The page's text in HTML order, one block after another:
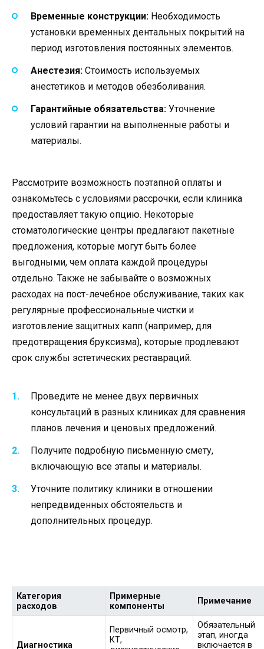
Временные конструкции: Необходимость
установки временных дентальных покрытий на
период изготовления постоянных элементов.
Анестезия: Стоимость используемых
анестетиков и методов обезболивания.
Гарантийные обязательства: Уточнение
условий гарантии на выполненные работы и
материалы.
Рассмотрите возможность поэтапной оплаты и
ознакомьтесь с условиями рассрочки, если клиника
предоставляет такую опцию. Некоторые
стоматологические центры предлагают пакетные
предложения, которые могут быть более
выгодными, чем оплата каждой процедуры
отдельно. Также не забывайте о возможных
расходах на пост-лечебное обслуживание, таких как
регулярные профессиональные чистки и
изготовление защитных капп (например, для
предотвращения бруксизма), которые продлевают
срок службы эстетических реставраций.
Проведите не менее двух первичных
консультаций в разных клиниках для сравнения
планов лечения и ценовых предложений.
Получите подробную письменную смету,
включающую все этапы и материалы.
Уточните политику клиники в отношении
непредвиденных обстоятельств и
дополнительных процедур.
Категория
расходов
Примерные
компоненты
Примечание
Диагностика
Первичный осмотр,
КТ,
Обязательный
этап, иногда
включается в